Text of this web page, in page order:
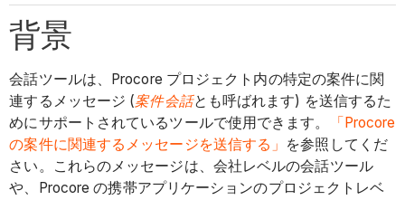
背景
会話ツールは、Procore プロジェクト内の特定の案件に関
連するメッセージ (案件会話とも呼ばれます) を送信するた
めにサポートされているツールで使用できます。
「Procore
の案件に関連するメッセージを送信する」 を参照してくだ
さい。これらのメッセージは、会社レベルの会話ツール
や、Procore の携帯アプリケーションのプロジェクトレベ